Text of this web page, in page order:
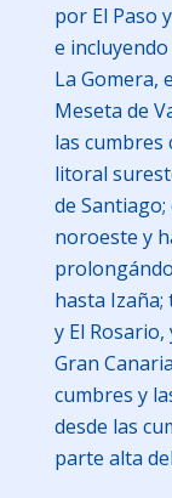
por El Paso
e
La Gomera,
Meseta de
las cumbres
litoral
de
noroeste y
hasta
y El
Gran
cumbres y
desde las
parte alta